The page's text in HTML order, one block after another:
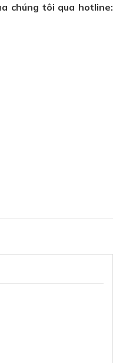
chúng tôi qua hotline: